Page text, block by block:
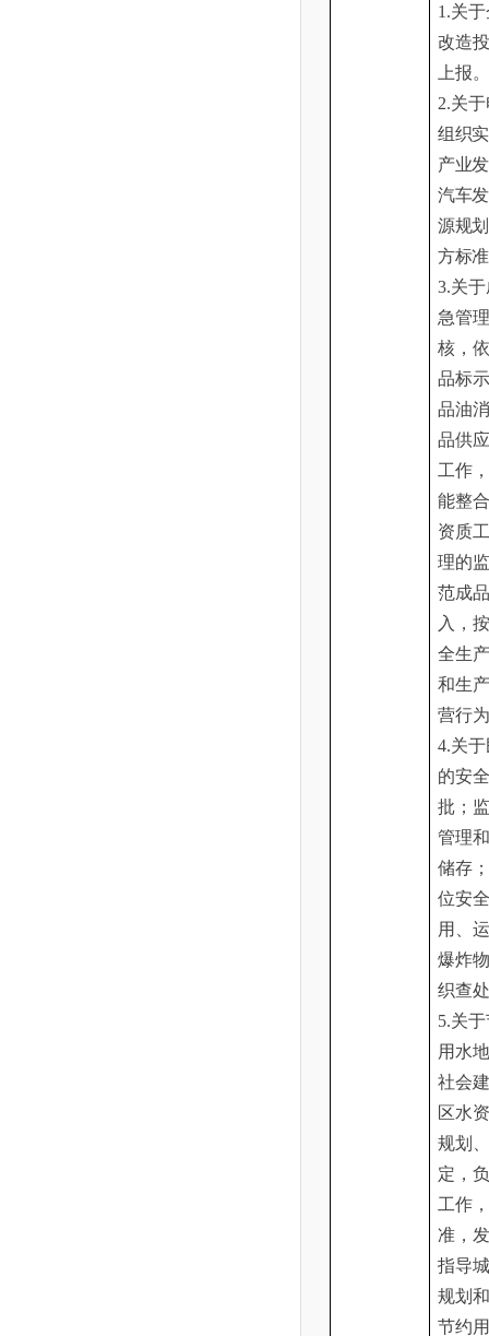
1.关
改造
上报
2.关于
组织
产业
汽车
源规
方标
3.关
急管
核，
品标
品油
品供
工作
能整
资质
理的
范成
入，
全生
和生
营行
4.关
的安
批；
管理
储存
位安
用、
爆炸
织查
5.关
用水
社会
区水
规划
定，
工作
准，
指导
规划
节约